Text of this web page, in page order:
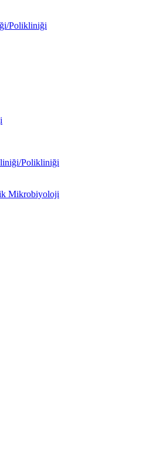
Polikliniği
Polikliniği
Mikrobiyoloji